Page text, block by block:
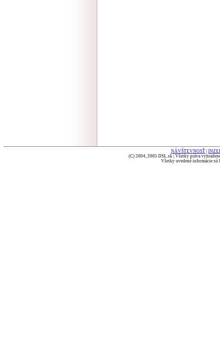
NÁVŠTEVNOSŤ
(C) 2004, 2005 DSL.sk | Všetky práva
Všetky uvedené informácie sú